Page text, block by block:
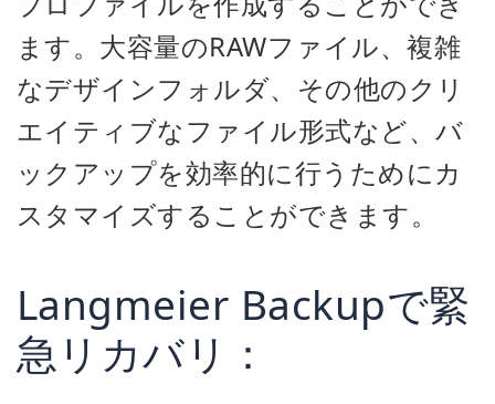
ます。大容量のRAWファイル、複雑
なデザインフォルダ、その他のクリ
エイティブなファイル形式など、バ
ックアップを効率的に行うためにカ
スタマイズすることができます。
Langmeier Backupで緊
急リカバリ：